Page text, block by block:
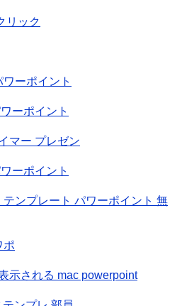
リック
ーポイント
ーポイント
マー プレゼン
ーポイント
テンプレート パワーポイント 無
ポ
示される mac powerpoint